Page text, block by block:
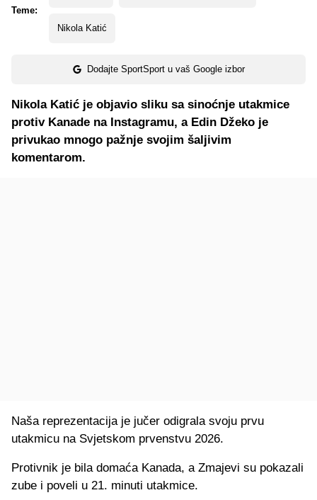
Teme:
Nikola Katić
Dodajte SportSport u vaš Google izbor
Nikola Katić je objavio sliku sa sinoćnje utakmice
protiv Kanade na Instagramu, a Edin Džeko je
privukao mnogo pažnje svojim šaljivim
komentarom.
Naša reprezentacija je jučer odigrala svoju prvu
utakmicu na Svjetskom prvenstvu 2026.
Protivnik je bila domaća Kanada, a Zmajevi su pokazali
zube i poveli u 21. minuti utakmice.